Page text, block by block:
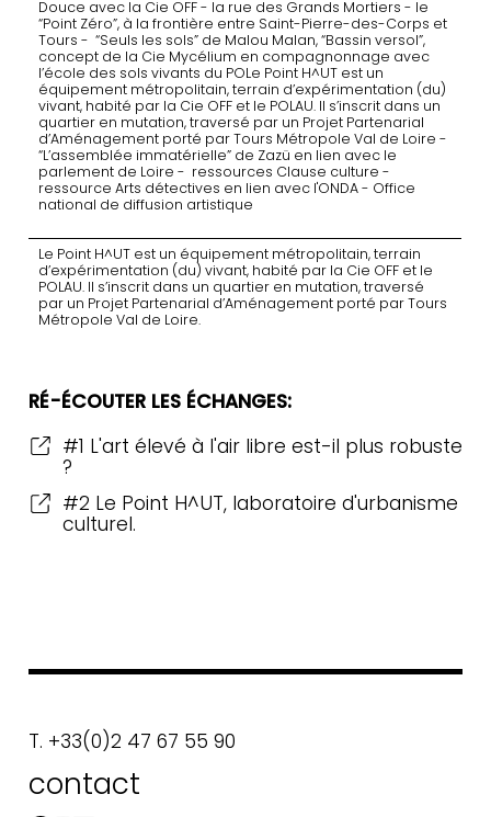
Douce avec la Cie OFF - la rue des Grands Mortiers - le
“Point Zéro”, à la frontière entre Saint-Pierre-des-Corps et
Tours - “Seuls les sols” de Malou Malan, “Bassin versol”,
concept de la Cie Mycélium en compagnonnage avec
l’école des sols vivants du POLe Point H^UT est un
équipement métropolitain, terrain d’expérimentation (du)
vivant, habité par la Cie OFF et le POLAU. Il s’inscrit dans un
quartier en mutation, traversé par un Projet Partenarial
d’Aménagement porté par Tours Métropole Val de Loire -
“L’assemblée immatérielle” de Zazü en lien avec le
parlement de Loire - ressources Clause culture -
ressource Arts détectives en lien avec l'ONDA - Office
national de diffusion artistique
Le Point H^UT est un équipement métropolitain, terrain
d’expérimentation (du) vivant, habité par la Cie OFF et le
POLAU. Il s’inscrit dans un quartier en mutation, traversé
par un Projet Partenarial d’Aménagement porté par Tours
Métropole Val de Loire.
RÉ-ÉCOUTER LES ÉCHANGES:
#1 L'art élevé à l'air libre est-il plus robuste
?
#2 Le Point H^UT, laboratoire d'urbanisme
culturel.
T. +33(0)2 47 67 55 90
contact
arteplan
Plateforme collaborative Arts et
aménagement des territoires